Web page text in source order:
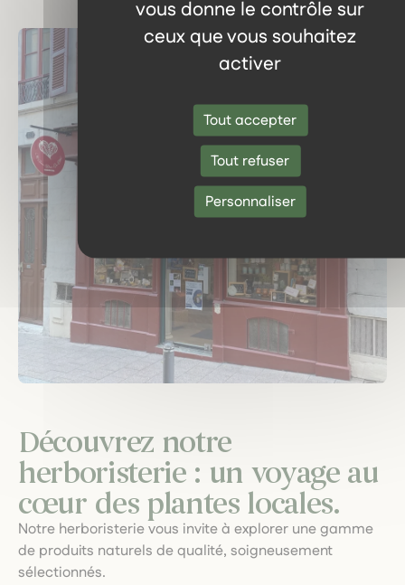
vous donne le contrôle sur
ceux que vous souhaitez
activer
Tout accepter
Tout refuser
Personnaliser
Découvrez notre
herboristerie : un voyage au
cœur des plantes locales.
Notre herboristerie vous invite à explorer une gamme
de produits naturels de qualité, soigneusement
sélectionnés.